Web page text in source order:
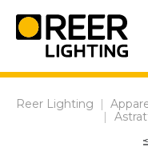
content
Reer Lighting |
|